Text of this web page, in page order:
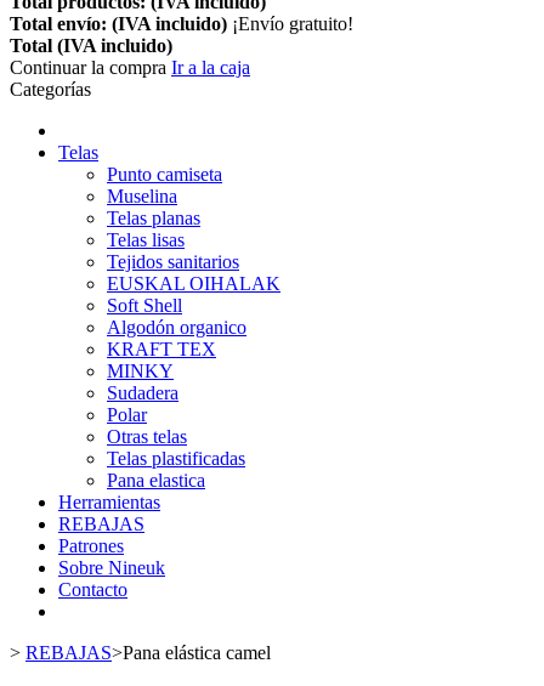
Total envío: (IVA incluido) ¡Envío gratuito!
Total (IVA incluido)
Continuar la compra Ir a la caja
Categorías
Telas
Punto camiseta
Muselina
Telas planas
Telas lisas
Tejidos sanitarios
EUSKAL OIHALAK
Soft Shell
Algodón organico
KRAFT TEX
MINKY
Sudadera
Polar
Otras telas
Telas plastificadas
Pana elastica
Herramientas
REBAJAS
Patrones
Sobre Nineuk
Contacto
> REBAJAS>Pana elástica camel